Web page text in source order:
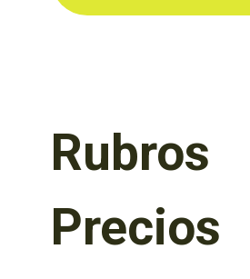
Rubros
Precios